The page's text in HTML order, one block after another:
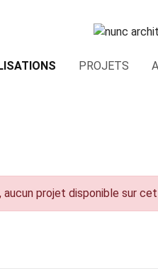
PROJETS
aucun projet disponible sur